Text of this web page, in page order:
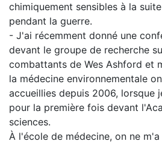
chimiquement sensibles à la
pendant la guerre.
- J'ai récemment donné une
devant le groupe de recherche
combattants de Wes Ashford et
la médecine environnementale
accueillies depuis 2006, lorsque
pour la première fois devant
sciences.
À l'école de médecine, on ne